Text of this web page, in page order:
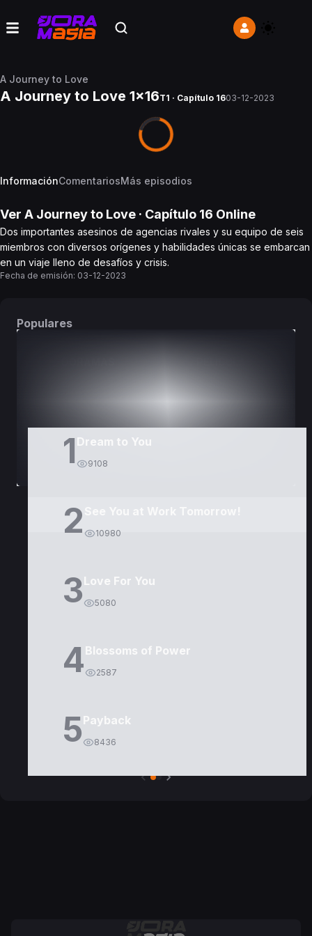
A Journey to Love
A Journey to Love 1x16T1 · Capítulo 1603-12-2023
InformaciónComentariosMás episodios
Ver A Journey to Love · Capítulo 16 Online
Dos importantes asesinos de agencias rivales y su equipo de seis
miembros con diversos orígenes y habilidades únicas se embarcan
en un viaje lleno de desafíos y crisis.
Fecha de emisión: 03-12-2023
Populares
1 Dream to You
9108
2 10980
3Love For You
5080
4Blossoms of Power
2587
5Payback
8436